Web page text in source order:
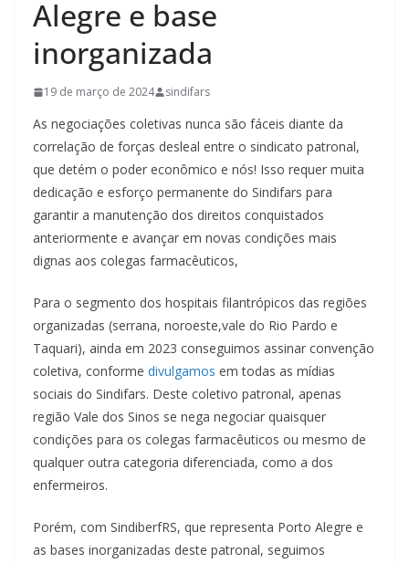
Alegre e base
inorganizada
19 de março de 2024 sindifars
As negociações coletivas nunca são fáceis diante da
correlação de forças desleal entre o sindicato patronal,
que detém o poder econômico e nós! Isso requer muita
dedicação e esforço permanente do Sindifars para
garantir a manutenção dos direitos conquistados
anteriormente e avançar em novas condições mais
dignas aos colegas farmacêuticos,
Para o segmento dos hospitais filantrópicos das regiões
organizadas (serrana, noroeste,vale do Rio Pardo e
Taquari), ainda em 2023 conseguimos assinar convenção
coletiva, conforme divulgamos em todas as mídias
sociais do Sindifars. Deste coletivo patronal, apenas
região Vale dos Sinos se nega negociar quaisquer
condições para os colegas farmacêuticos ou mesmo de
qualquer outra categoria diferenciada, como a dos
enfermeiros.
Porém, com SindiberfRS, que representa Porto Alegre e
as bases inorganizadas deste patronal, seguimos